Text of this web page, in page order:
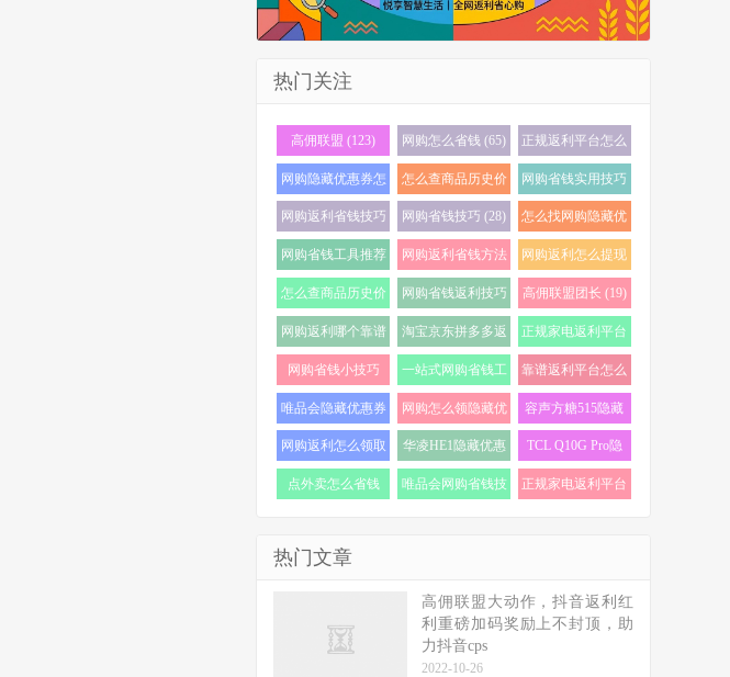
热门关注
高佣联盟 (123) 网购怎么省钱 (65)
正规返利平台怎么
选 (56)
网购隐藏优惠券怎
么找 (40)
怎么查商品历史价
格 (36)
网购省钱实用技巧
(35)
网购返利省钱技巧
(35)
网购省钱技巧 (28)
怎么找网购隐藏优
惠券 (24)
网购省钱工具推荐
(24)
网购返利省钱方法
(22)
网购返利怎么提现
(21)
怎么查商品历史价
格走势 (20)
网购省钱返利技巧
(20)
高佣联盟团长 (19)
网购返利哪个靠谱
(19)
淘宝京东拼多多返
利 (19)
正规家电返利平台
怎么选 (18)
网购省钱小技巧
(18)
一站式网购省钱工
具 (17)
靠谱返利平台怎么
选 (17)
唯品会隐藏优惠券
怎么找 (17)
网购怎么领隐藏优
惠券 (17)
容声方糖515隐藏
优惠券 (16)
网购返利怎么领取
(16)
华凌HE1隐藏优惠
券 (16)
TCL Q10G Pro隐
藏优惠券 (16)
点外卖怎么省钱
唯品会网购省钱技
正规家电返利平台
热门文章
高佣联盟大动作，抖音返利红
利重磅加码奖励上不封顶，助
力抖音cps
2022-10-26